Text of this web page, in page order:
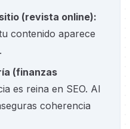
(revista online):
contenido aparece
(finanzas
es reina en SEO. Al
coherencia